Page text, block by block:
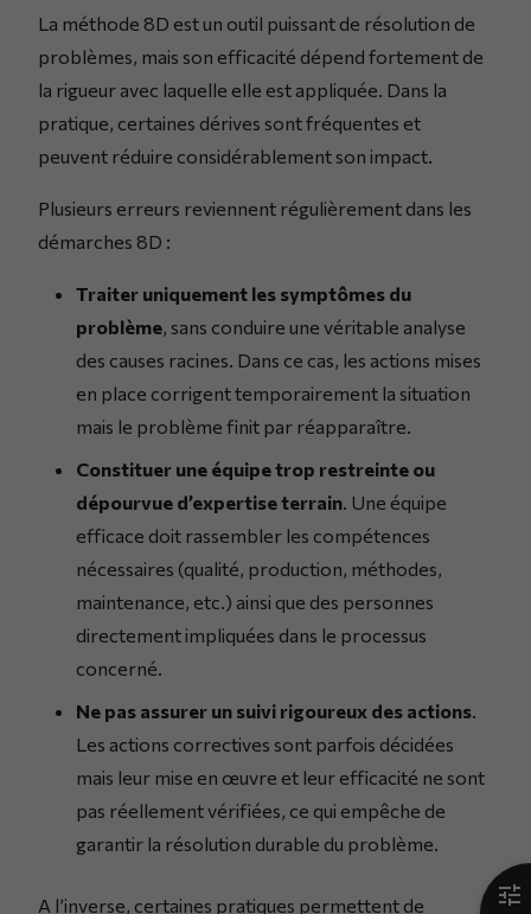
La méthode 8D est un outil puissant de résolution de
problèmes, mais son efficacité dépend fortement de
la rigueur avec laquelle elle est appliquée. Dans la
pratique, certaines dérives sont fréquentes et
peuvent réduire considérablement son impact.
Plusieurs erreurs reviennent régulièrement dans les
démarches 8D :
Traiter uniquement les symptômes du
problème, sans conduire une véritable analyse
des causes racines. Dans ce cas, les actions mises
en place corrigent temporairement la situation
mais le problème finit par réapparaître.
Constituer une équipe trop restreinte ou
dépourvue d’expertise terrain. Une équipe
efficace doit rassembler les compétences
nécessaires (qualité, production, méthodes,
maintenance, etc.) ainsi que des personnes
directement impliquées dans le processus
concerné.
Ne pas assurer un suivi rigoureux des actions.
Les actions correctives sont parfois décidées
mais leur mise en œuvre et leur efficacité ne sont
pas réellement vérifiées, ce qui empêche de
garantir la résolution durable du problème.
A l’inverse, certaines pratiques permettent de